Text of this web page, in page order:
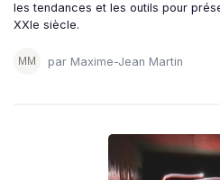
les tendances et les outils pour
XXIe siècle.
par Maxime-Jean Martin